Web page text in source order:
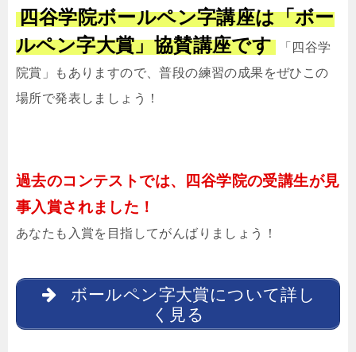
四谷学院ボールペン字講座は「ボー
ルペン字大賞」協賛講座です
「四谷学
院賞」もありますので、普段の練習の成果をぜひこの
場所で発表しましょう！
過去のコンテストでは、四谷学院の受講生が見
事入賞されました！
あなたも入賞を目指してがんばりましょう！
ボールペン字大賞について詳し
く見る